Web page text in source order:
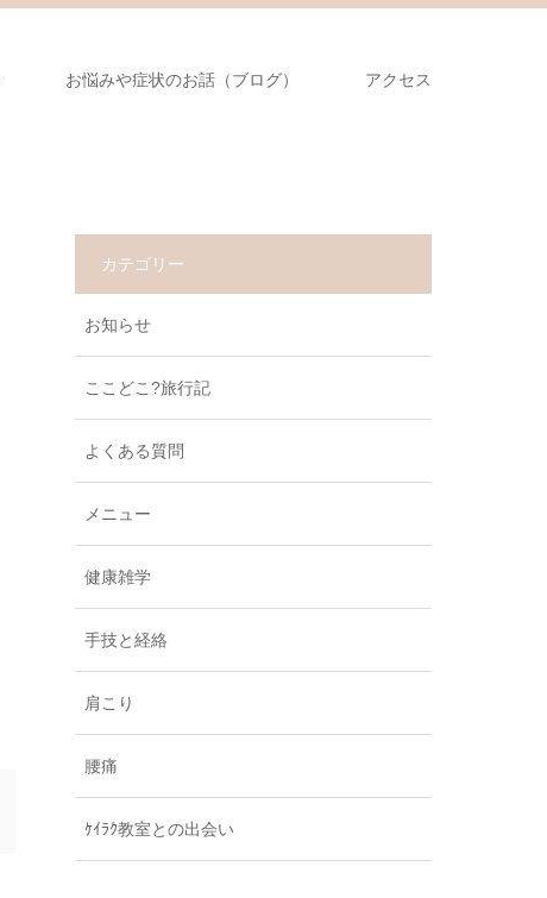
お悩みや症状のお話（ブログ） アクセス
カテゴリー
お知らせ
ここどこ?旅行記
よくある質問
メニュー
健康雑学
手技と経絡
肩こり
腰痛
ｹｲﾗｸ教室との出会い